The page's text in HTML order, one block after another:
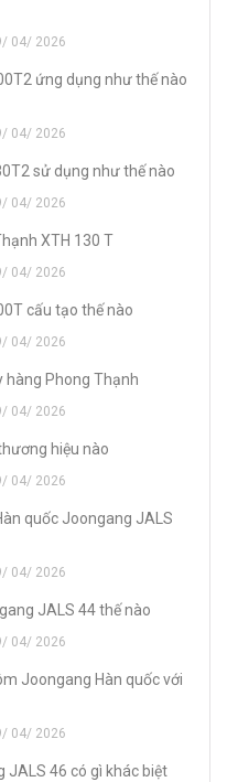
04/ 2026
ứng dụng như thế nào
04/ 2026
sử dụng như thế nào
04/ 2026
XTH 130 T
04/ 2026
cấu tạo thế nào
04/ 2026
hàng Phong Thạnh
04/ 2026
hiệu nào
04/ 2026
quốc Joongang JALS
04/ 2026
JALS 44 thế nào
04/ 2026
Joongang Hàn quốc với
04/ 2026
46 có gì khác biệt